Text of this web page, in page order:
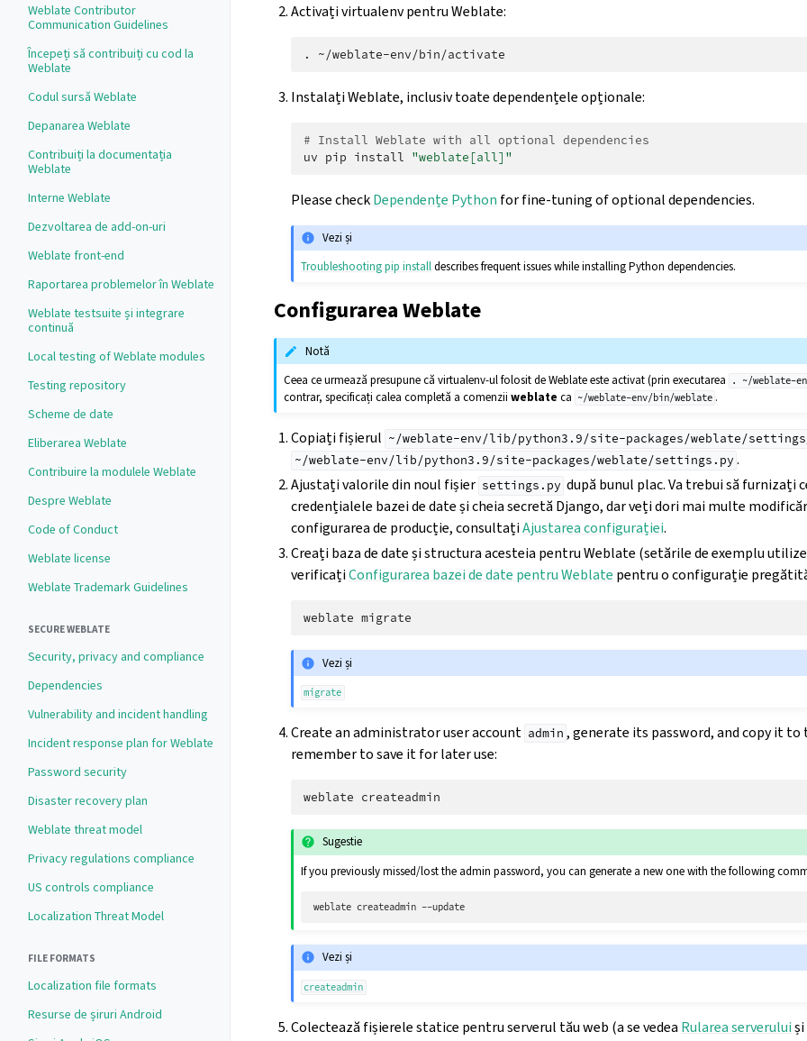
Weblate Contributor
Communication Guidelines
Începeți să contribuiți cu cod la
Weblate
Codul sursă Weblate
Depanarea Weblate
Contribuiți la documentația
Weblate
Interne Weblate
Dezvoltarea de add-on-uri
Weblate front-end
Raportarea problemelor în Weblate
Weblate testsuite și integrare
continuă
Local testing of Weblate modules
Testing repository
Scheme de date
Eliberarea Weblate
Contribuire la modulele Weblate
Despre Weblate
Code of Conduct
Weblate license
Weblate Trademark Guidelines
SECURE WEBLATE
Security, privacy and compliance
Dependencies
Vulnerability and incident handling
Incident response plan for Weblate
Password security
Disaster recovery plan
Weblate threat model
Privacy regulations compliance
US controls compliance
Localization Threat Model
FILE FORMATS
Localization file formats
Resurse de șiruri Android
Activați virtualenv pentru Weblate:
.
Instalați Weblate, inclusiv toate dependențele opționale:
# Install Weblate with all optional dependencies
uv pip install "weblate[all]"
Please checkDependențe Python for fine-tuning of optional dependencies.
Vezi și
Troubleshooting pip installdescribes frequent issues while installing Python dependencies.
Configurarea Weblate
Notă
Ceea ce urmează presupune că virtualenv-ul folosit de Weblate este activat (prin executarea
. ~/weblate-
contrar, specificați calea completă a comenziiweblate ca ~/weblate-env/bin/weblate .
Copiați fișierul ~/weblate-env/lib/python3.9/site-packages/weblate/
~/weblate-env/lib/python3.9/site-packages/weblate/settings.py .
Ajustați valorile din noul fișier settings.py după bunul plac. Va trebui să furnizați
credențialele bazei de date și cheia secretă Django, dar veți dori mai multe
configurarea de producție, consultațiAjustarea configurației.
Creați baza de date și structura acesteia pentru Weblate (setările de exemplu
verificațiConfigurarea bazei de date pentru Weblate pentru o configurație
weblate
Vezi și
migrate
Create an administrator user account admin , generate its password, and copy it to
remember to save it for later use:
weblate
Sugestie
If you previously missed/lost the admin password, you can generate a new one with the following
weblate createadmin
Vezi și
createadmin
Colectează fișierele statice pentru serverul tău web (a se vedea Rularea serveruluiși